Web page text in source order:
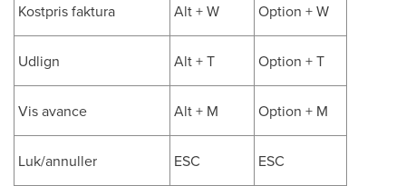
Kostpris faktura Alt + W Option + W
Udlign Alt + T Option + T
Vis avance Alt + M Option + M
Luk/annuller ESC ESC